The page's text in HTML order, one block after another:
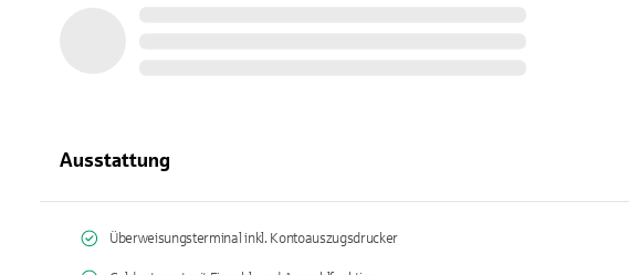
Ausstattung
Überweisungsterminal inkl. Kontoauszugsdrucker